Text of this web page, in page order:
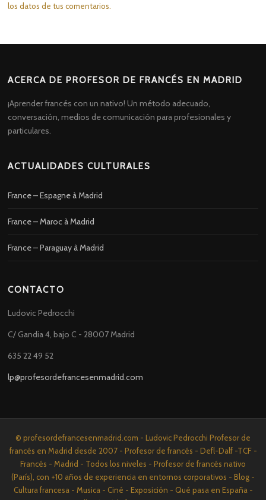
los datos de tus comentarios.
ACERCA DE PROFESOR DE FRANCÉS EN MADRID
¡Aprender francés con un nativo! Un método adecuado,
conversación, medios de comunicación para profesionales y
particulares.
ACTUALIDADES CULTURALES
France – Espagne à Madrid
France – Maroc à Madrid
France – Paraguay à Madrid
CONTACTO
Ludovic Pedrocchi
C/ Gandia 4, bajo C - 28007 Madrid
635 22 49 52
lp@profesordefrancesenmadrid.com
© profesordefrancesenmadrid.com - Ludovic Pedrocchi Profesor de
francés en Madrid desde 2007 - Profesor de francés - Defl-Dalf -TCF -
Francés - Madrid - Todos los niveles - Profesor de francés nativo
(París), con +10 años de experiencia en entornos corporativos - Blog -
Cultura francesa - Musica - Ciné - Exposición - Qué pasa en España -